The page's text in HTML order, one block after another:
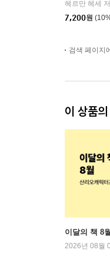
7,200원
검색 페이지
이 상품
이달의 책 8
2026년 08월